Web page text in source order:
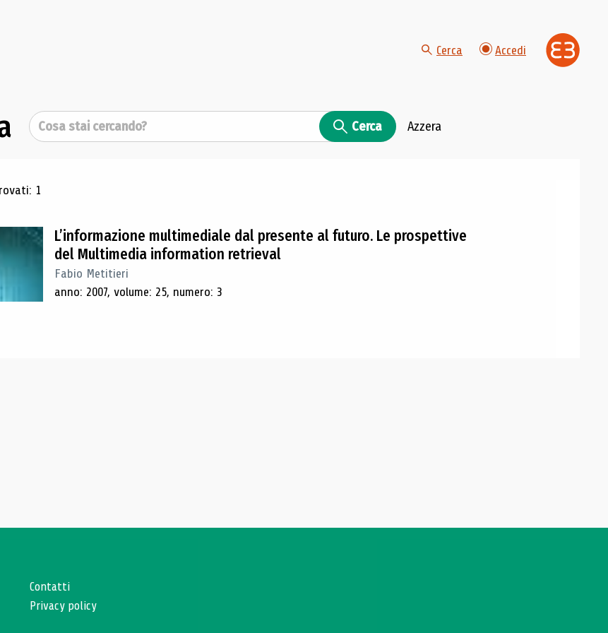
Cerca Accedi
Cerca Cerca Azzera
di ricerca
1
L’informazione multimediale dal presente al futuro. Le prospettive
del Multimedia information retrieval
Fabio Metitieri
anno: 2007, volume: 25, numero: 3
Contatti
Privacy policy